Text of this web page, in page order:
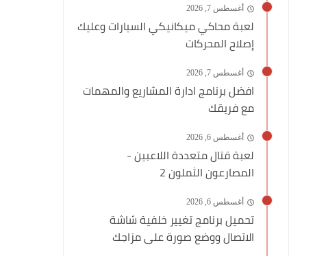
أغسطس 7, 2026
لعبة محاكي ميكانيكي السيارات وعليك
إصلاح المحركات
أغسطس 7, 2026
افضل برنامج ادارة المشاريع والمهمات
مع فريقك
أغسطس 6, 2026
لعبة قتال متعددة اللاعبين -
المصارعون الثملون 2
أغسطس 6, 2026
تحميل برنامج تغيير خلفية شاشة
الاتصال ووضع صورة على مزاجك